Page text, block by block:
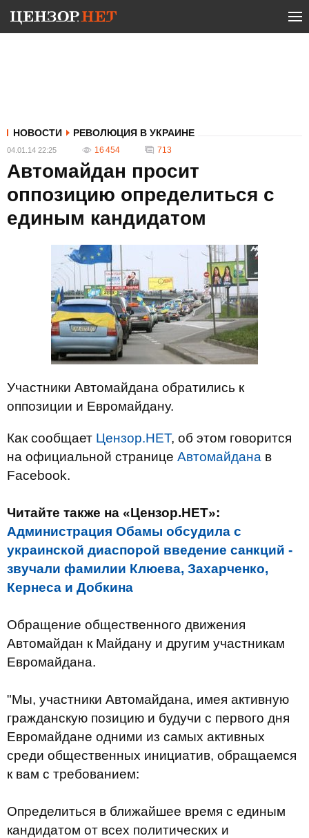
НОВОСТИ РЕВОЛЮЦИЯ В УКРАИНЕ
04.01.14 22:25 16 454 713
Автомайдан просит
оппозицию определиться с
единым кандидатом
Участники Автомайдана обратились к
оппозиции и Евромайдану.
Как сообщает Цензор.НЕТ, об этом говорится
на официальной странице Автомайдана в
Facebook.
Читайте также на «Цензор.НЕТ»:
Администрация Обамы обсудила с
украинской диаспорой введение санкций -
звучали фамилии Клюева, Захарченко,
Кернеса и Добкина
Обращение общественного движения
Автомайдан к Майдану и другим участникам
Евромайдана.
"Мы, участники Автомайдана, имея активную
гражданскую позицию и будучи с первого дня
Евромайдане одними из самых активных
среди общественных инициатив, обращаемся
к вам с требованием:
Определиться в ближайшее время с единым
кандидатом от всех политических и